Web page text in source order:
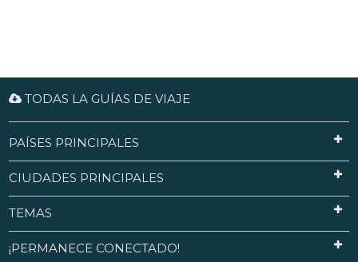
TODAS LA GUÍAS DE VIAJE
PAÍSES PRINCIPALES
CIUDADES PRINCIPALES
TEMAS
¡PERMANECE CONECTADO!